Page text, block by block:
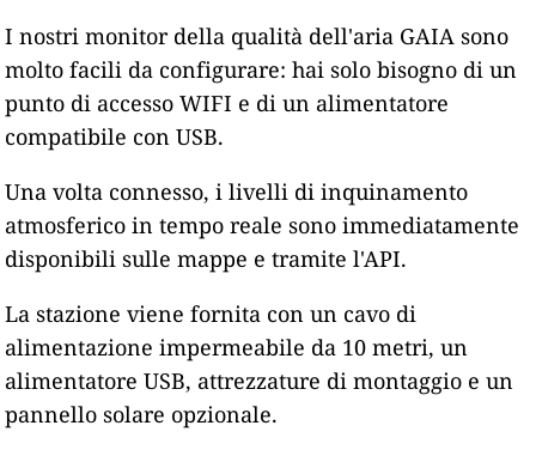
I nostri monitor della qualità dell'aria GAIA sono
molto facili da configurare: hai solo bisogno di un
punto di accesso WIFI e di un alimentatore
compatibile con USB.
Una volta connesso, i livelli di inquinamento
atmosferico in tempo reale sono immediatamente
disponibili sulle mappe e tramite l'API.
La stazione viene fornita con un cavo di
alimentazione impermeabile da 10 metri, un
alimentatore USB, attrezzature di montaggio e un
pannello solare opzionale.